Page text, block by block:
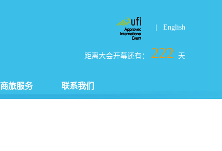
| English
距离大会开幕还有： 222 天
商旅服务 联系我们